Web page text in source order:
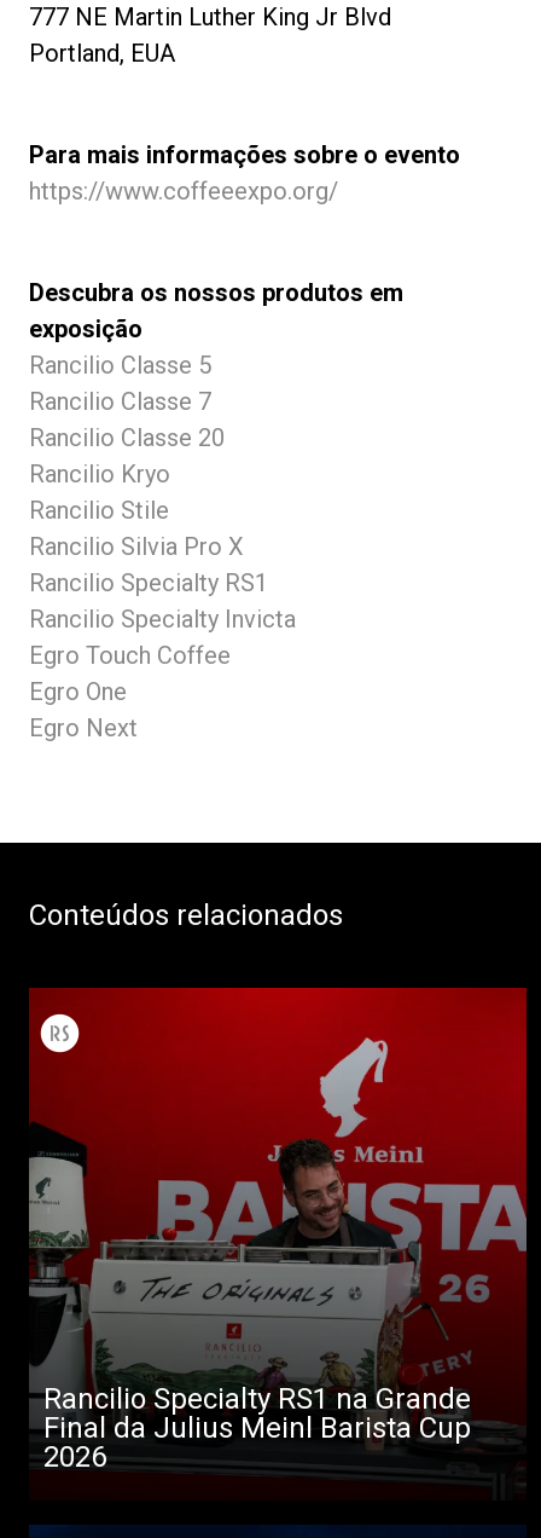
777 NE Martin Luther King Jr Blvd
Portland, EUA
Para mais informações sobre o evento
https://www.coffeeexpo.org/
Descubra os nossos produtos em
exposição
Rancilio Classe 5
Rancilio Classe 7
Rancilio Classe 20
Rancilio Kryo
Rancilio Stile
Rancilio Silvia Pro X
Rancilio Specialty RS1
Rancilio Specialty Invicta
Egro Touch Coffee
Egro One
Egro Next
Conteúdos relacionados
Rancilio Specialty RS1 na Grande
Final da Julius Meinl Barista Cup
2026